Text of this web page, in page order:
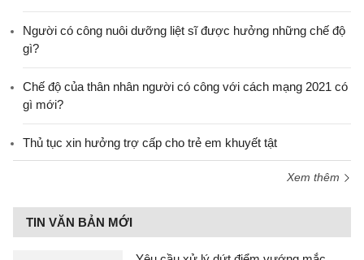
Người có công nuôi dưỡng liệt sĩ được hưởng những chế độ
gì?
Chế độ của thân nhân người có công với cách mạng 2021 có
gì mới?
Thủ tục xin hưởng trợ cấp cho trẻ em khuyết tật
Xem thêm
TIN VĂN BẢN MỚI